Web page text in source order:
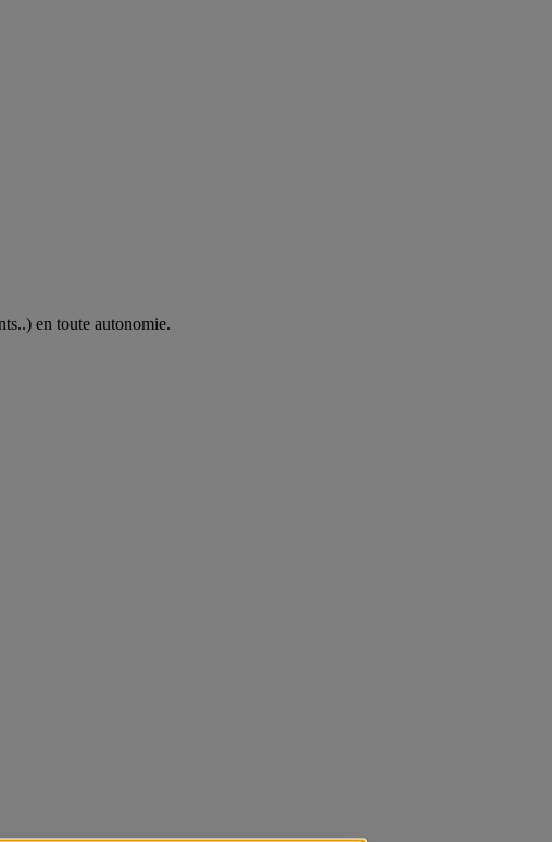
en toute autonomie.